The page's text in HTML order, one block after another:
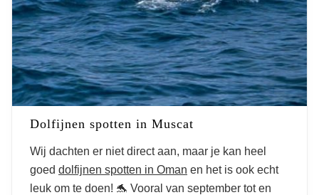
Dolfijnen spotten in Muscat
Wij dachten er niet direct aan, maar je kan heel
goed dolfijnen spotten in Oman en het is ook echt
leuk om te doen! 🐬 Vooral van september tot en